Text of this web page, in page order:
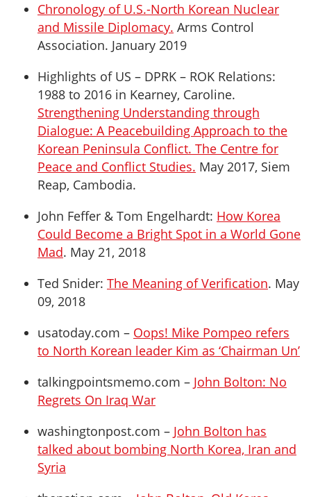
Chronology of U.S.-North Korean Nuclear
and Missile Diplomacy. Arms Control
Association. January 2019
Highlights of US – DPRK – ROK Relations:
1988 to 2016 in Kearney, Caroline.
Strengthening Understanding through
Dialogue: A Peacebuilding Approach to the
Korean Peninsula Conflict. The Centre for
Peace and Conflict Studies. May 2017, Siem
Reap, Cambodia.
John Feffer & Tom Engelhardt: How Korea
Could Become a Bright Spot in a World Gone
Mad. May 21, 2018
Ted Snider: The Meaning of Verification. May
09, 2018
usatoday.com – Oops! Mike Pompeo refers
to North Korean leader Kim as ‘Chairman Un’
talkingpointsmemo.com – John Bolton: No
Regrets On Iraq War
washingtonpost.com – John Bolton has
talked about bombing North Korea, Iran and
Syria